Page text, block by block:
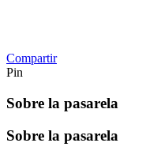
Compartir
Pin
Sobre la pasarela
Sobre la pasarela